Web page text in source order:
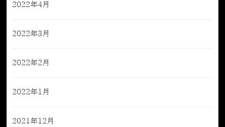
2022年4月
2022年3月
2022年2月
2022年1月
2021年12月